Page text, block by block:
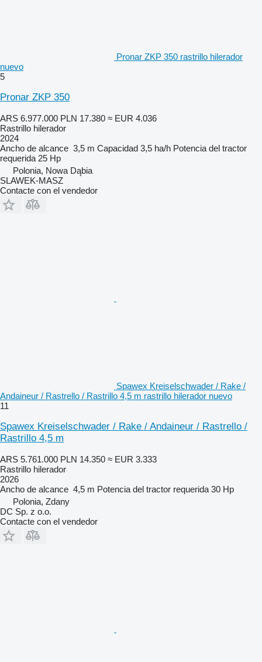
Pronar ZKP 350 rastrillo hilerador
nuevo
5
Pronar ZKP 350
ARS 6.977.000 PLN 17.380 ≈ EUR 4.036
Rastrillo hilerador
2024
Ancho de alcance 3,5 m Capacidad 3,5 ha/h Potencia del tractor
requerida 25 Hp
Polonia, Nowa Dąbia
SLAWEK-MASZ
Contacte con el vendedor
Spawex Kreiselschwader / Rake /
Andaineur / Rastrello / Rastrillo 4,5 m rastrillo hilerador nuevo
11
Spawex Kreiselschwader / Rake / Andaineur / Rastrello /
Rastrillo 4,5 m
ARS 5.761.000 PLN 14.350 ≈ EUR 3.333
Rastrillo hilerador
2026
Ancho de alcance 4,5 m Potencia del tractor requerida 30 Hp
Polonia, Zdany
DC Sp. z o.o.
Contacte con el vendedor